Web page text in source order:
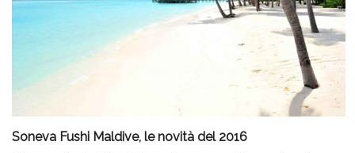
Soneva Fushi Maldive, le novità del 2016